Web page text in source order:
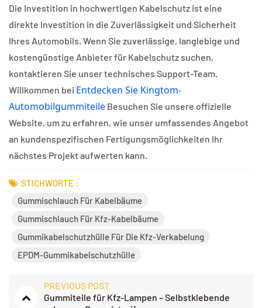
Die Investition in hochwertigen Kabelschutz ist eine
direkte Investition in die Zuverlässigkeit und Sicherheit
Ihres Automobils. Wenn Sie zuverlässige, langlebige und
kostengünstige Anbieter für Kabelschutz suchen,
kontaktieren Sie unser technisches Support-Team.
Willkommen bei Entdecken Sie Kingtom-
Automobilgummiteile Besuchen Sie unsere offizielle
Website, um zu erfahren, wie unser umfassendes Angebot
an kundenspezifischen Fertigungsmöglichkeiten Ihr
nächstes Projekt aufwerten kann.
STICHWORTE :
Gummischlauch Für Kabelbäume
Gummischlauch Für Kfz-Kabelbäume
Gummikabelschutzhülle Für Die Kfz-Verkabelung
EPDM-Gummikabelschutzhülle
PREVIOUS POST
Gummiteile für Kfz-Lampen – Selbstklebende